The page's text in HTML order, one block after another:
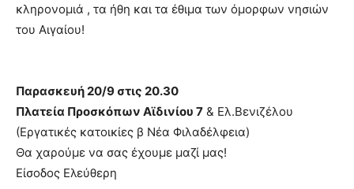
κληρονομιά , τα ήθη και τα έθιμα των όμορφων νησιών
του Αιγαίου!
Παρασκευή 20/9 στις 20.30
Πλατεία Προσκόπων Αϊδινίου 7 & Ελ.Βενιζέλου
(Εργατικές κατοικίες β Νέα Φιλαδέλφεια)
Θα χαρούμε να σας έχουμε μαζί μας!
Είσοδος Ελεύθερη